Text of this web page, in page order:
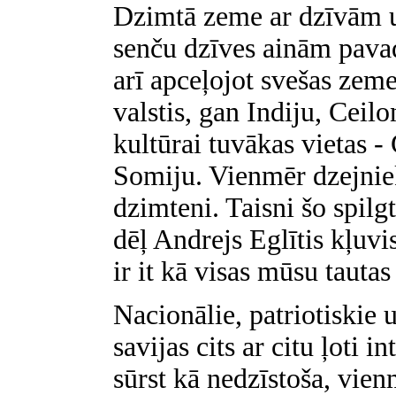
Dzimtā zeme ar dzīvām
senču dzīves ainām
arī apceļojot svešas
valstis, gan Indiju,
kultūrai tuvākas vietas
Somiju. Vienmēr
dzimteni. Taisni šo
dēļ Andrejs Eglītis
ir it kā visas mūsu
Nacionālie, patriotiskie
savijas cits ar citu ļoti
sūrst kā nedzīstoša,